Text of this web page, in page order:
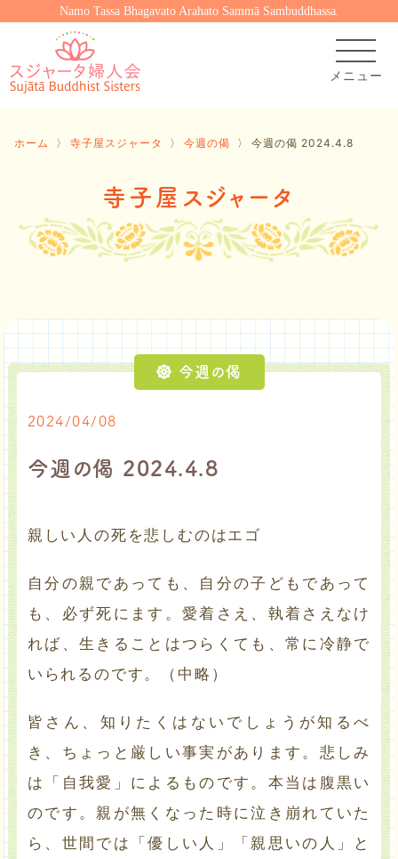
Namo Tassa Bhagavato Arahato Sammā Sambuddhassa.
ホーム 〉 寺子屋スジャータ 〉 今週の偈 〉 今週の偈 2024.4.8
寺子屋スジャータ
2024/04/08
今週の偈
今週の偈 2024.4.8
親しい人の死を悲しむのはエゴ
自分の親であっても、自分の子どもであって
も、必ず死にます。愛着さえ、執着さえなけ
れば、生きることはつらくても、常に冷静で
いられるのです。（中略）
皆さん、知りたくはないでしょうが知るべ
き、ちょっと厳しい事実があります。悲しみ
は「自我愛」によるものです。本当は腹黒い
のです。親が無くなった時に泣き崩れていた
ら、世間では「優しい人」「親思いの人」と